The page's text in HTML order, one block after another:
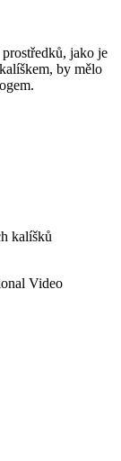
jako je
by mělo
kalíšků
Video